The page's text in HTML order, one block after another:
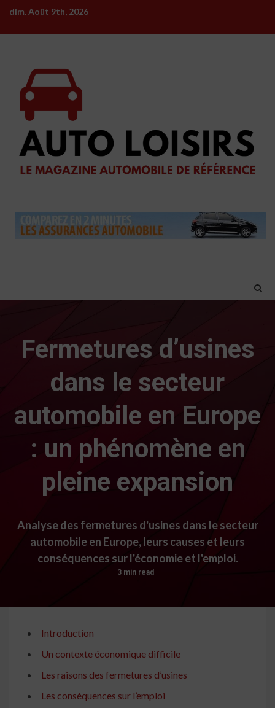
Skip
content
dim. Août 9th, 2026
Fermetures d’usines
dans le secteur
automobile en Europe
: un phénomène en
pleine expansion
Analyse des fermetures d'usines dans le secteur
automobile en Europe, leurs causes et leurs
conséquences sur l'économie et l'emploi.
3 min read
Introduction
Un contexte économique difficile
Les raisons des fermetures d’usines
Les conséquences sur l’emploi